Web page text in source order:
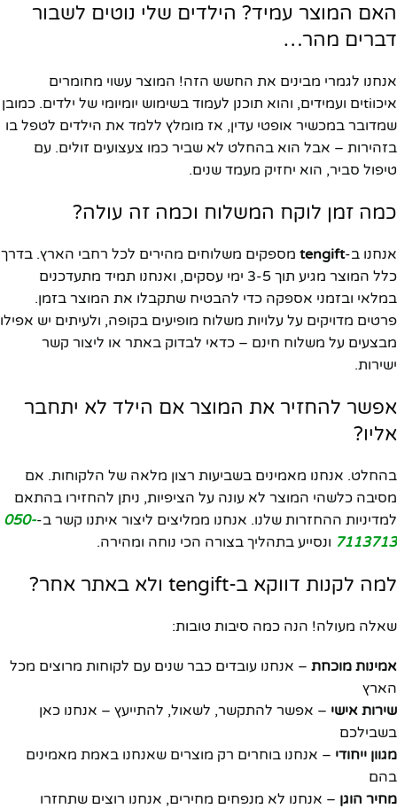
האם המוצר עמיד? הילדים שלי נוטים לשבור
דברים מהר…
אנחנו לגמרי מבינים את החשש הזה! המוצר עשוי מחומרים
איכוtiים ועמידים, והוא תוכנן לעמוד בשימוש יומיומי של ילדים. כמובן
שמדובר במכשיר אופטי עדין, אז מומלץ ללמד את הילדים לטפל בו
בזהירות – אבל הוא בהחלט לא שביר כמו צעצועים זולים. עם
טיפול סביר, הוא יחזיק מעמד שנים.
כמה זמן לוקח המשלוח וכמה זה עולה?
אנחנו ב-tengift מספקים משלוחים מהירים לכל רחבי הארץ. בדרך
כלל המוצר מגיע תוך 3-5 ימי עסקים, ואנחנו תמיד מתעדכנים
במלאי ובזמני אספקה כדי להבטיח שתקבלו את המוצר בזמן.
פרטים מדויקים על עלויות משלוח מופיעים בקופה, ולעיתים יש אפילו
מבצעים על משלוח חינם – כדאי לבדוק באתר או ליצור קשר
ישירות.
אפשר להחזיר את המוצר אם הילד לא יתחבר
אליו?
בהחלט. אנחנו מאמינים בשביעות רצון מלאה של הלקוחות. אם
מסיבה כלשהי המוצר לא עונה על הציפיות, ניתן להחזירו בהתאם
למדיניות ההחזרות שלנו. אנחנו ממליצים ליצור איתנו קשר ב-050-
7113713 ונסייע בתהליך בצורה הכי נוחה ומהירה.
למה לקנות דווקא ב-tengift ולא באתר אחר?
שאלה מעולה! הנה כמה סיבות טובות:
אמינות מוכחת – אנחנו עובדים כבר שנים עם לקוחות מרוצים מכל
הארץ
שירות אישי – אפשר להתקשר, לשאול, להתייעץ – אנחנו כאן
בשבילכם
מגוון ייחודי – אנחנו בוחרים רק מוצרים שאנחנו באמת מאמינים
בהם
מחיר הוגן – אנחנו לא מנפחים מחירים, אנחנו רוצים שתחזרו